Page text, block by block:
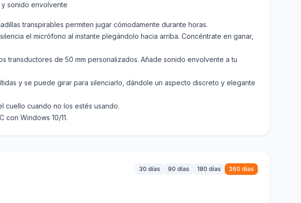
y sonido envolvente
transpirables permiten jugar cómodamente durante horas.
el micrófono al instante plegándolo hacia arriba. Concéntrate en ganar,
transductores de 50 mm personalizados. Añade sonido envolvente a tu
y se puede girar para silenciarlo, dándole un aspecto discreto y elegante
cuello cuando no los estés usando.
Windows 10/11.
30 días 90 días 180 días 360 días